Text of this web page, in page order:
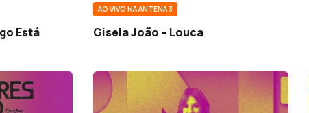
Está
AO VIVO NA ANTENA 3
Gisela João – Louca